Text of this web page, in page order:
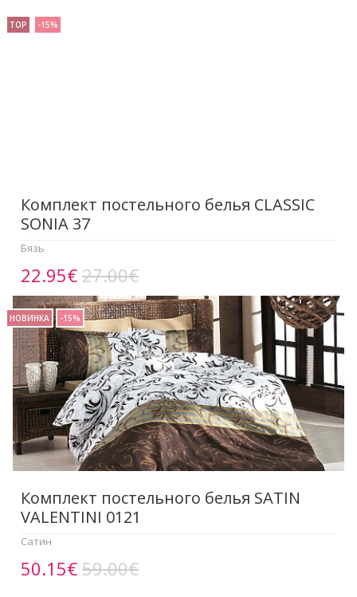
TOP -15%
Комплект постельного белья CLASSIC
SONIA 37
Бязь
22.95€27.00€
НОВИНКА -15%
Комплект постельного белья SATIN
VALENTINI 0121
Сатин
50.15€59.00€